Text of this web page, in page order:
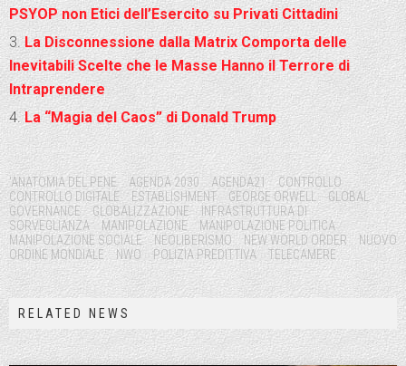
PSYOP non Etici dell’Esercito su Privati Cittadini
La Disconnessione dalla Matrix Comporta delle
Inevitabili Scelte che le Masse Hanno il Terrore di
Intraprendere
La “Magia del Caos” di Donald Trump
Tags:
'ANATOMIA DEL PENE AGENDA 2030 AGENDA21
CONTROLLO
CONTROLLO DIGITALE
ESTABLISHMENT GEORGE ORWELL
GLOBAL
GOVERNANCE
GLOBALIZZAZIONE
INFRASTRUTTURA DI
SORVEGLIANZA
MANIPOLAZIONE
MANIPOLAZIONE POLITICA
MANIPOLAZIONE SOCIALE
NEOLIBERISMO NEW WORLD ORDER
NUOVO
ORDINE MONDIALE
NWO POLIZIA PREDITTIVA TELECAMERE
RELATED NEWS